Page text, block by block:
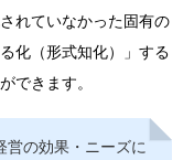
れていなかった固有の
化（形式知化）」する
できます。
営の効果・ニーズに